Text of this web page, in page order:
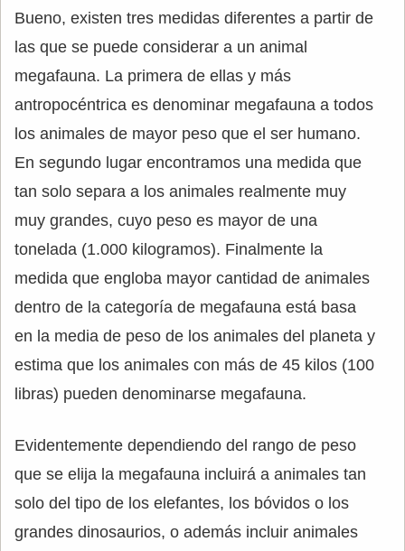
Bueno, existen tres medidas diferentes a partir de
las que se puede considerar a un animal
megafauna. La primera de ellas y más
antropocéntrica es denominar megafauna a todos
los animales de mayor peso que el ser humano.
En segundo lugar encontramos una medida que
tan solo separa a los animales realmente muy
muy grandes, cuyo peso es mayor de una
tonelada (1.000 kilogramos). Finalmente la
medida que engloba mayor cantidad de animales
dentro de la categoría de megafauna está basa
en la media de peso de los animales del planeta y
estima que los animales con más de 45 kilos (100
libras) pueden denominarse megafauna.
Evidentemente dependiendo del rango de peso
que se elija la megafauna incluirá a animales tan
solo del tipo de los elefantes, los bóvidos o los
grandes dinosaurios, o además incluir animales